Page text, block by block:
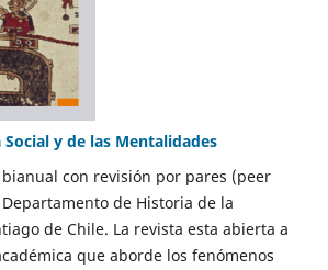
y de las Mentalidades
con revisión por pares (peer
de Historia de la
de Chile. La revista esta abierta a
que aborde los fenómenos